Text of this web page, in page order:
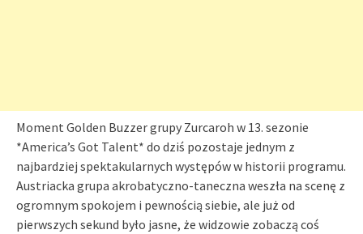
Moment Golden Buzzer grupy Zurcaroh w 13. sezonie
*America’s Got Talent* do dziś pozostaje jednym z
najbardziej spektakularnych występów w historii programu.
Austriacka grupa akrobatyczno-taneczna weszła na scenę z
ogromnym spokojem i pewnością siebie, ale już od
pierwszych sekund było jasne, że widzowie zobaczą coś